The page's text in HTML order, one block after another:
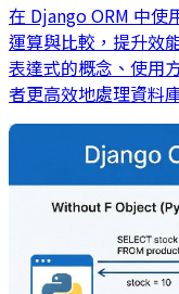
在 Django ORM 中
運算與比較，提升效
表達式的概念、使用
者更高效地處理資料